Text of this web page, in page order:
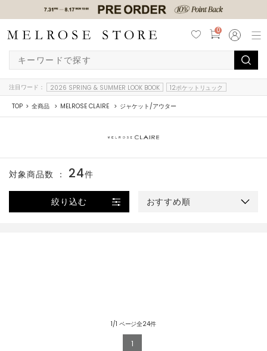
0
注目ワード： 2026 SPRING & SUMMER LOOK BOOK 12ポケットリュック
TOP 全商品 MELROSE CLAIRE ジャケット/アウター
絞り込む おすすめ順
対象商品数 ： 24件
1/1 ページ全24件
1